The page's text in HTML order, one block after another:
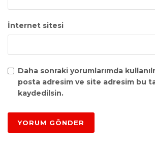
İnternet sitesi
Daha sonraki yorumlarımda
posta adresim ve site adresim bu
kaydedilsin.